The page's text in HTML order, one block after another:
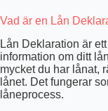
Vad är en Lån
Lån Deklaration är
information om ditt
mycket du har lånat,
lånet. Det fungerar
låneprocess.